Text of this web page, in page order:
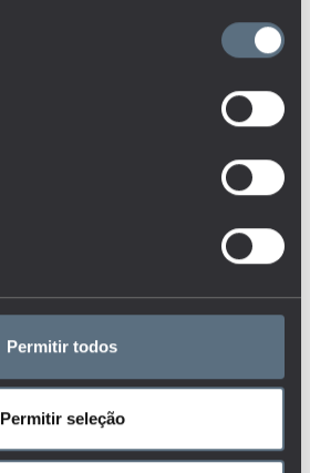
Permitir todos
Permitir seleção
NEE
PARTICIPAÇÃO
PARTICIPAÇÃO CÍVICA